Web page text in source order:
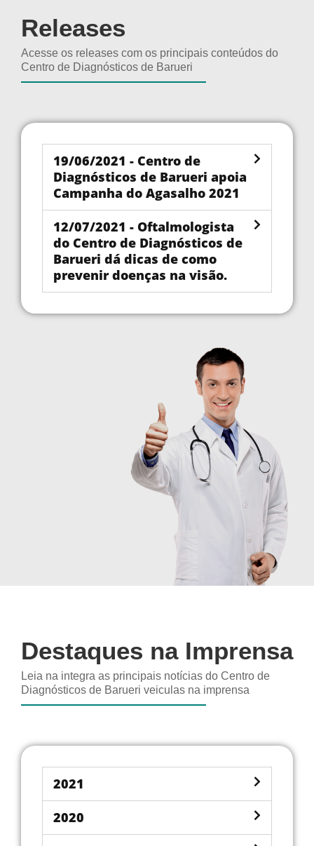
Releases
Acesse os releases com os principais conteúdos do
Centro de Diagnósticos de Barueri
19/06/2021 - Centro de
Diagnósticos de Barueri apoia
Campanha do Agasalho 2021
12/07/2021 - Oftalmologista
do Centro de Diagnósticos de
Barueri dá dicas de como
prevenir doenças na visão.
Destaques na Imprensa
Leia na integra as principais notícias do Centro de
Diagnósticos de Barueri veiculas na imprensa
2021
2020